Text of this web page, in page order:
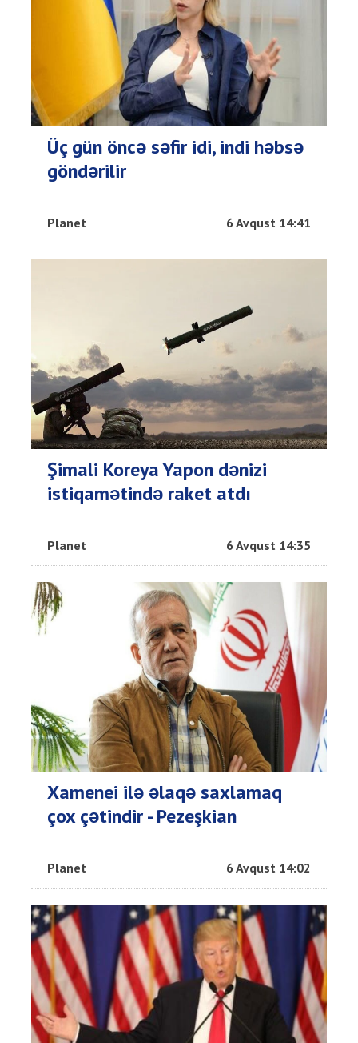
Üç gün öncə səfir idi, indi həbsə
göndərilir
Planet 6 Avqust 14:41
Şimali Koreya Yapon dənizi
istiqamətində raket atdı
Planet 6 Avqust 14:35
Xamenei ilə əlaqə saxlamaq
çox çətindir - Pezeşkian
Planet 6 Avqust 14:02